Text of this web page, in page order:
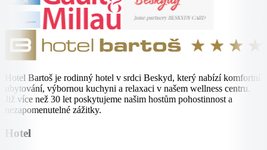
Hotel Bartoš je rodinný hotel v srdci Beskyd, který nabízí komfortní
ubytování, výbornou kuchyni a relaxaci v našem wellness centru.
Již více než 30 let poskytujeme našim hostům pohostinnost a
nezapomenutelné zážitky.
Hotel